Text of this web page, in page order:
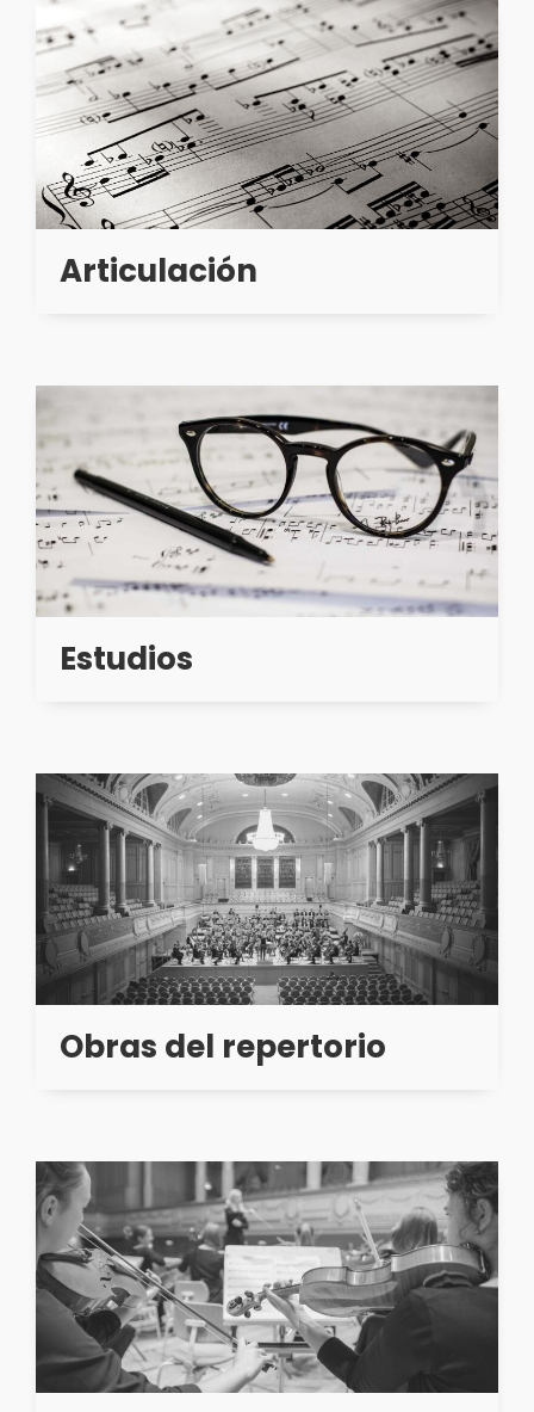
Articulación
Estudios
Obras del repertorio